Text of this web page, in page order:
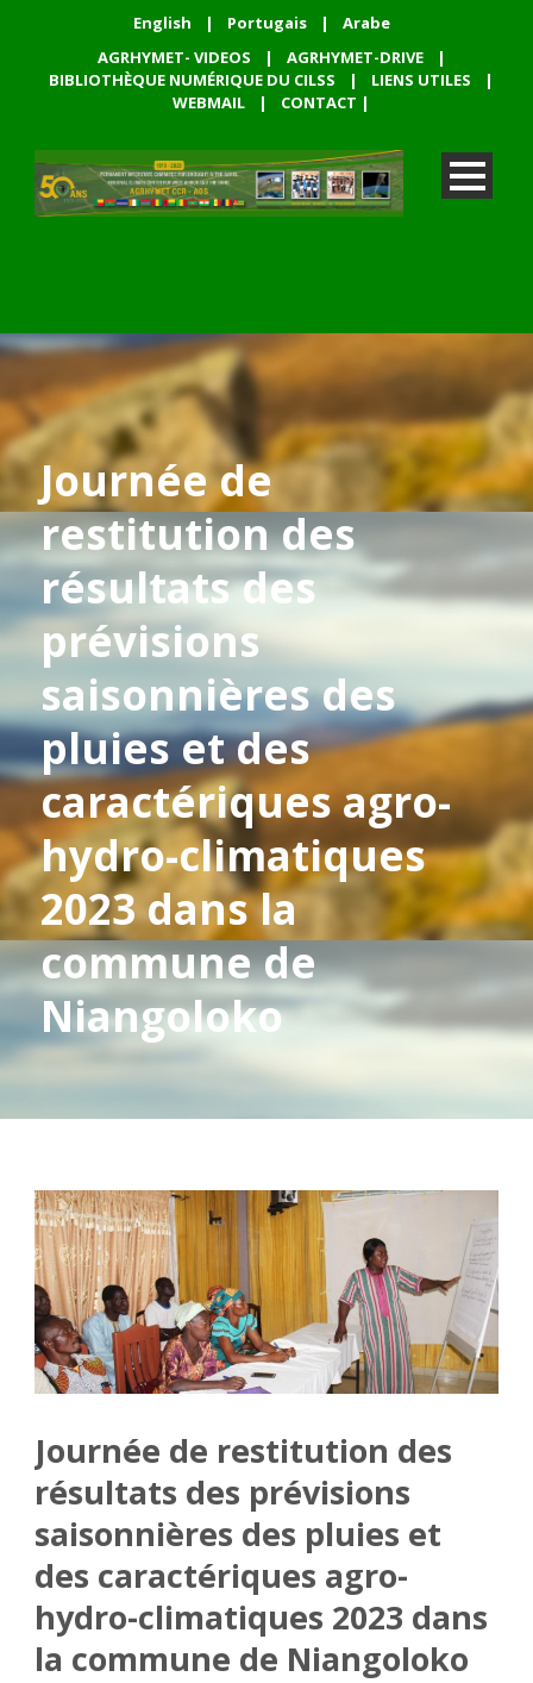
English | Portugais |
Arabe
AGRHYMET- VIDEOS
| AGRHYMET-DRIVE
|
BIBLIOTHÈQUE NUMÉRIQUE DU CILSS
| LIENS UTILES
|
WEBMAIL
| CONTACT |
Journée de
restitution des
résultats des
prévisions
saisonnières des
pluies et des
caractériques agro-
hydro-climatiques
2023 dans la
commune de
Niangoloko
Journée de restitution des
résultats des prévisions
saisonnières des pluies et
des caractériques agro-
hydro-climatiques 2023 dans
la commune de Niangoloko